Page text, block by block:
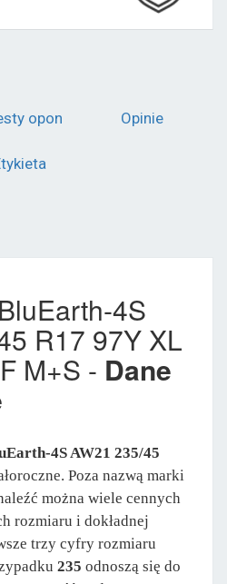
opon Opinie
4S
R17 97Y XL
M+S - Dane
4S AW21 235/45
Poza nazwą marki
można wiele cennych
rozmiaru i dokładnej
trzy cyfry rozmiaru
235 odnoszą się do